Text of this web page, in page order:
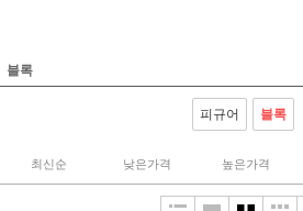
블록
피규어 블록
최신순 낮은가격 높은가격